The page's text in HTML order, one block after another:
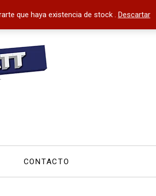
que haya existencia de stock . Descartar
CONTACTO